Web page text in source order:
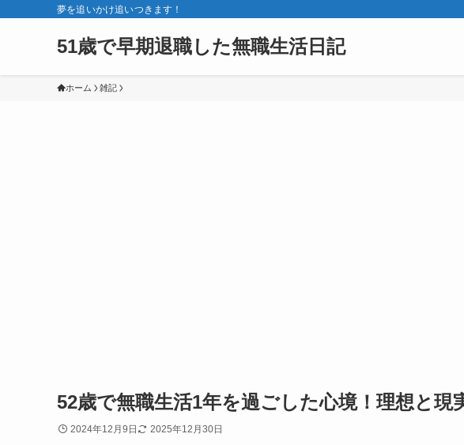
夢を追いかけ追いつきます！
51歳で早期退職した無職生活日記
ホーム 雑記
52歳で無職生活1年を過ごした心境！理想と現
2024年12月9日 2025年12月30日